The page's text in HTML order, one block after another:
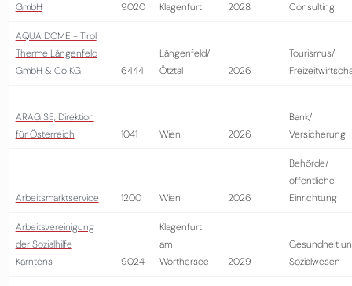
GmbH
9020 Klagenfurt 2028
Consulting
AQUA DOME - Tirol
Therme Längenfeld
GmbH & Co KG
6444
Längenfeld/
Ötztal
2026
Tourismus/
ARAG SE, Direktion
für Österreich
1041 Wien 2026
Bank/
Versicherung
Arbeitsmarktservice 1200 Wien 2026
Behörde/
öffentliche
Einrichtung
Arbeitsvereinigung
der Sozialhilfe
Kärntens
9024
Klagenfurt
am
Wörthersee
2029
Gesundheit
Sozialwesen